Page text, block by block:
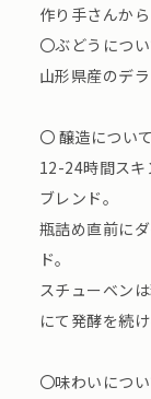
作り手さんから
〇ぶどうにつ
山形県産のデ
〇 醸造について
12-24時間スキ
ブレンド。
瓶詰め直前に
ド。
スチューベン
にて発酵を続
〇味わいにつ